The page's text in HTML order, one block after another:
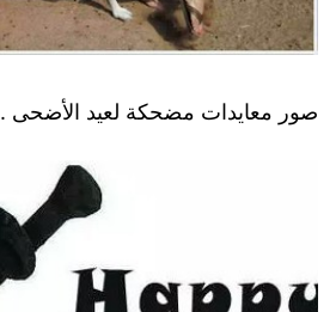
صور معايدات مضحكة لعيد الأضحى .